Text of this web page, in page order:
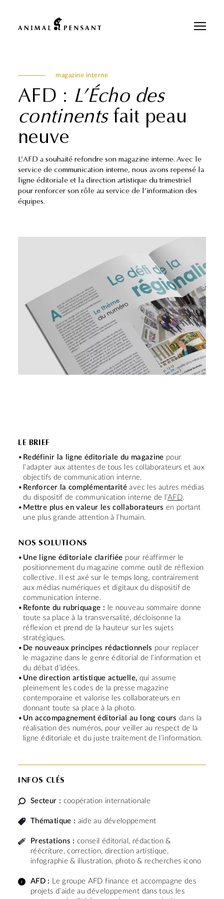
magazine interne
AFD : L’Écho des
continentsfait peau
neuve
L’AFD a souhaité refondre son magazine interne. Avec le
service de communication interne, nous avons repensé la
ligne éditoriale et la direction artistique du trimestriel
pour renforcer son rôle au service de l’information des
équipes.
LE BRIEF
Redéfinir la ligne éditoriale du magazine pour
l’adapter aux attentes de tous les collaborateurs et aux
objectifs de communication interne.
Renforcer la complémentarité avec les autres médias
du dispositif de communication interne de l’AFD.
Mettre plus en valeur les collaborateurs en portant
une plus grande attention à l’humain.
NOS SOLUTIONS
Une ligne éditoriale clarifiée pour réaffirmer le
positionnement du magazine comme outil de réflexion
collective. Il est axé sur le temps long, contrairement
aux médias numériques et digitaux du dispositif de
communication interne.
Refonte du rubriquage : le nouveau sommaire donne
toute sa place à la transversalité, décloisonne la
réflexion et prend de la hauteur sur les sujets
stratégiques.
De nouveaux principes rédactionnels pour replacer
le magazine dans le genre éditorial de l’information et
du débat d’idées.
Une direction artistique actuelle, qui assume
pleinement les codes de la presse magazine
contemporaine et valorise les collaborateurs en
donnant toute sa place à la photo.
Un accompagnement éditorial au long cours dans la
réalisation des numéros, pour veiller au respect de la
ligne éditoriale et du juste traitement de l’information.
INFOS CLÉS
Secteur : coopération internationale
Thématique : aide au développement
Prestations : conseil éditorial, rédaction &
réécriture, correction, direction artistique,
infographie & illustration, photo & recherches icono
AFD : Le groupe AFD finance et accompagne des
projets d’aide au développement dans tous les